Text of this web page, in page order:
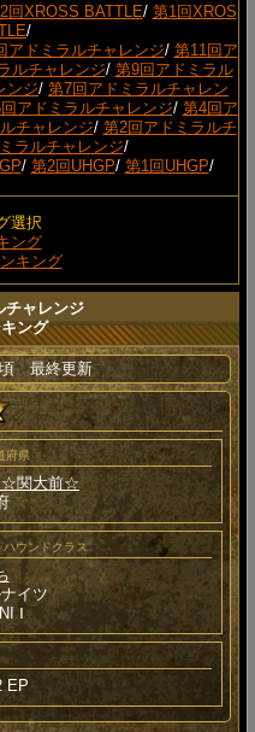
回XROSS BATTLE/ 第1回XROS
/
アドミラルチャレンジ/ 第11回ア
ルチャレンジ/ 第9回アドミラル
ンジ/ 第7回アドミラルチャレン
アドミラルチャレンジ/ 第4回ア
チャレンジ/ 第2回アドミラルチ
ラルチャレンジ/
/ 第2回UHGP/ 第1回UHGP/
選択
ング
キング
チャレンジ
ング
頃 最終更新
府県
☆関大前☆
ハウンドクラス
イツ
Ⅰ
EP